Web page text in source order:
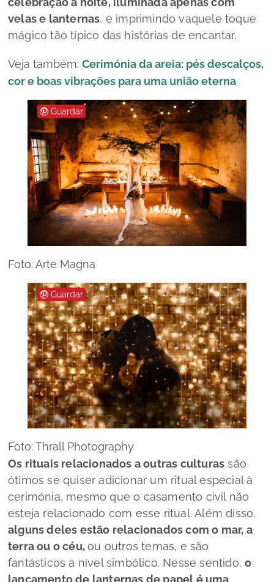
velas e lanternas, e imprimindo vaquele toque
mágico tão típico das histórias de encantar.
Veja também: Cerimónia da areia: pés descalços,
cor e boas vibrações para uma união eterna
Guardar
Foto: Arte Magna
Guardar
Foto: Thrall Photography
Os rituais relacionados a outras culturas são
ótimos se quiser adicionar um ritual especial à
cerimónia, mesmo que o casamento civil não
esteja relacionado com esse ritual. Além disso,
alguns deles estão relacionados com o mar, a
terra ou o céu,ou outros temas, e são
fantásticos a nível simbólico. Nesse sentido,o